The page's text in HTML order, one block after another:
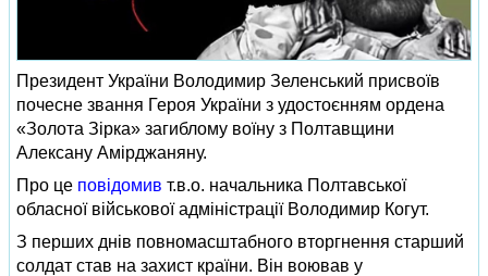
Президент України Володимир Зеленський присвоїв
почесне звання Героя України з удостоєнням ордена
«Золота Зірка» загиблому воїну з Полтавщини
Алексану Амірджаняну.
Про це повідомив т.в.о. начальника Полтавської
обласної військової адміністрації Володимир Когут.
З перших днів повномасштабного вторгнення старший
солдат став на захист країни. Він воював у